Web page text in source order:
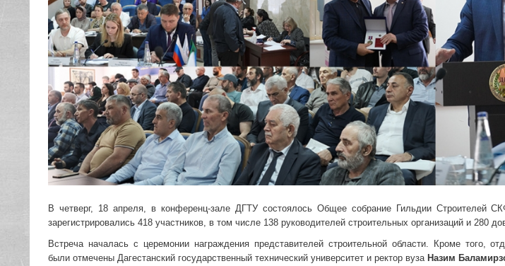
В четверг, 18 апреля, в конференц-зале ДГТУ состоялось Общее собрание Гильдии Строителей
зарегистрировались 418 участников, в том числе 138 руководителей строительных организаций и 280
Встреча началась с церемонии награждения представителей строительной области. Кроме того,
были отмечены Дагестанский государственный технический университет и ректор вуза Назим